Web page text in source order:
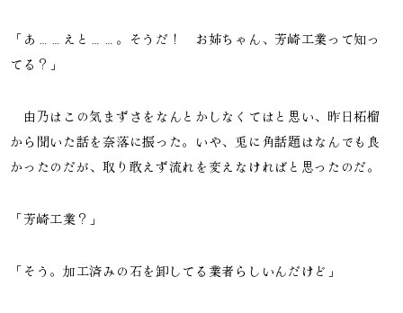
「あ……えと……。そうだ！ お姉ちゃん、芳崎工業って知っ
てる？」
由乃はこの気まずさをなんとかしなくてはと思い、昨日柘榴
から聞いた話を奈落に振った。いや、兎に角話題はなんでも良
かったのだが、取り敢えず流れを変えなければと思ったのだ。
「芳崎工業？」
「そう。加工済みの石を卸してる業者らしいんだけど」